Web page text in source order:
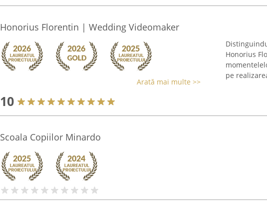
Honorius Florentin | Wedding Videomaker
Arată mai multe >>
10
Honorius
pe
Scoala Copiilor Minardo